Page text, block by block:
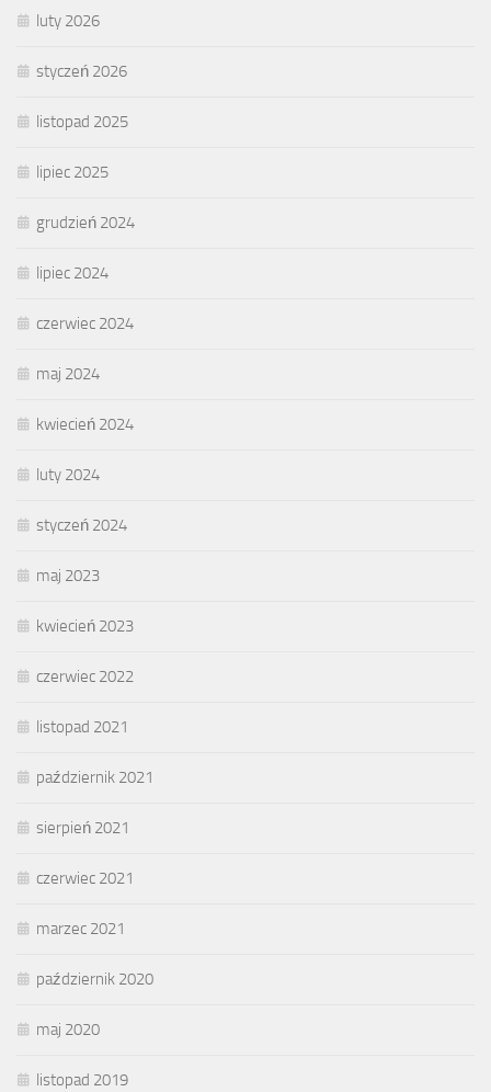
luty 2026
styczeń 2026
listopad 2025
lipiec 2025
grudzień 2024
lipiec 2024
czerwiec 2024
maj 2024
kwiecień 2024
luty 2024
styczeń 2024
maj 2023
kwiecień 2023
czerwiec 2022
listopad 2021
październik 2021
sierpień 2021
czerwiec 2021
marzec 2021
październik 2020
maj 2020
listopad 2019